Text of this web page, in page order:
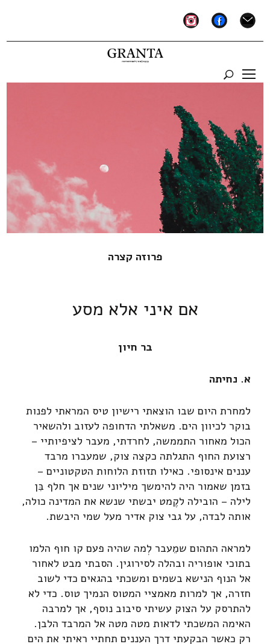
mail
facebook
instagram
פרוזה קצרה
אם איני אלא מסע
בר חיון
א. נחיתה
למחרת היום שבו הוצאתי רישיון טיס המראתי לפנות
בוקר לכיוון הים. משאלתי הדחופה לעזוב ולהשאיר
הכול מאחור התממשה, לחרדתי, מעבר לציפיותיי –
רצועת החוף התגלתה כקצה צוק, שמעברו מרבד
עננים אינסופי. כאילו תזוזת הלוחות הטקטוניים –
בזמן שאמור היה להימשך מיליוני שנים אך חלף בִּן
לילה – הובילה לקֶמט יבשתי שנשא את המדינה כולה,
אותה לבדה, על גבי צוק אדיר מעל שמי היבשת.
למראה התהום שמֵעבר לְמה שהיה פעם קו חוף הלמו
בתוכי אופוריה ובהלה לסירוגין. הסבתי מבט לאחור
אל הנוף הנישא בשמים ומשכתי בהגאים כדי לשוב
חזרה, אך למרות מאמציי המטוס הנמיך טוס. כדי לא
להתרסק על הצוק עשיתי סיבוב נוסף, אך למרבה
האימה המשכתי לדאות מטה מטה אל המרבד הלבן.
רק כאשר הבקעתי דרך העננים תחתיי ראיתי את הים